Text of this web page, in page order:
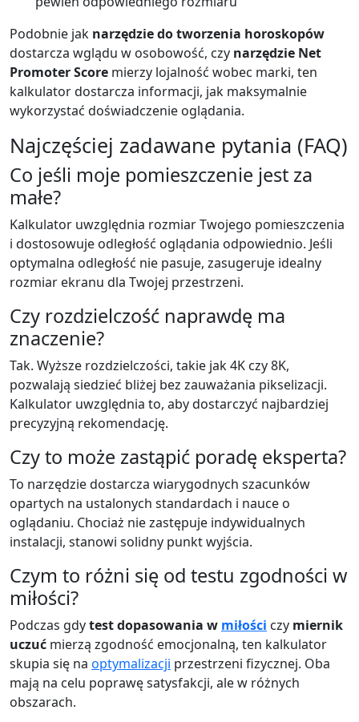
Podobnie jak narzędzie do tworzenia horoskopów
dostarcza wglądu w osobowość, czy narzędzie Net
Promoter Score mierzy lojalność wobec marki, ten
kalkulator dostarcza informacji, jak maksymalnie
wykorzystać doświadczenie oglądania.
Najczęściej zadawane pytania (FAQ)
Co jeśli moje pomieszczenie jest za
małe?
Kalkulator uwzględnia rozmiar Twojego pomieszczenia
i dostosowuje odległość oglądania odpowiednio. Jeśli
optymalna odległość nie pasuje, zasugeruje idealny
rozmiar ekranu dla Twojej przestrzeni.
Czy rozdzielczość naprawdę ma
znaczenie?
Tak. Wyższe rozdzielczości, takie jak 4K czy 8K,
pozwalają siedzieć bliżej bez zauważania pikselizacji.
Kalkulator uwzględnia to, aby dostarczyć najbardziej
precyzyjną rekomendację.
Czy to może zastąpić poradę eksperta?
To narzędzie dostarcza wiarygodnych szacunków
opartych na ustalonych standardach i nauce o
oglądaniu. Chociaż nie zastępuje indywidualnych
instalacji, stanowi solidny punkt wyjścia.
Czym to różni się od testu zgodności w
miłości?
Podczas gdytest dopasowania w miłości czy miernik
uczuć mierzą zgodność emocjonalną, ten kalkulator
skupia się na optymalizacji przestrzeni fizycznej. Oba
mają na celu poprawę satysfakcji, ale w różnych
obszarach.